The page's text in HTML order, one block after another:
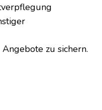
zu sichern.